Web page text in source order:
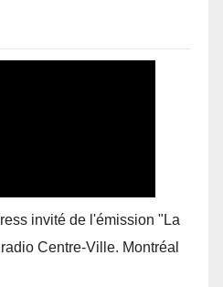
invité de l'émission "La
Centre-Ville. Montréal